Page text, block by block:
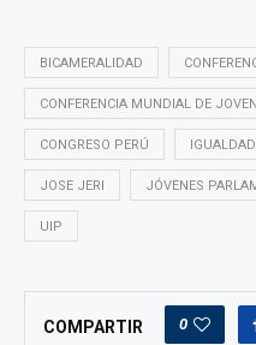
BICAMERALIDAD
CONFERENCIA MUNDIAL DE
CONGRESO PERÚ
JOSE JERI JÓVENES
UIP
COMPARTIR 0